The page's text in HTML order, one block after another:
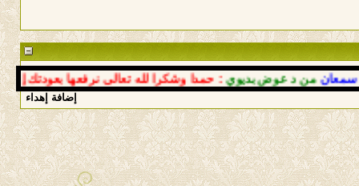
من د عوض بديوي : حمدا وشكرا لله تعالى نرفعها بعودتك إلى
إضافة إهداء